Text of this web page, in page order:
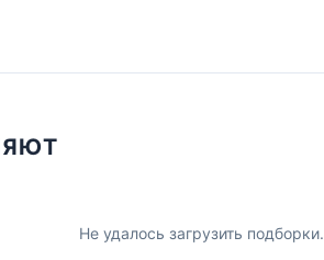
Не удалось загрузить подборки.